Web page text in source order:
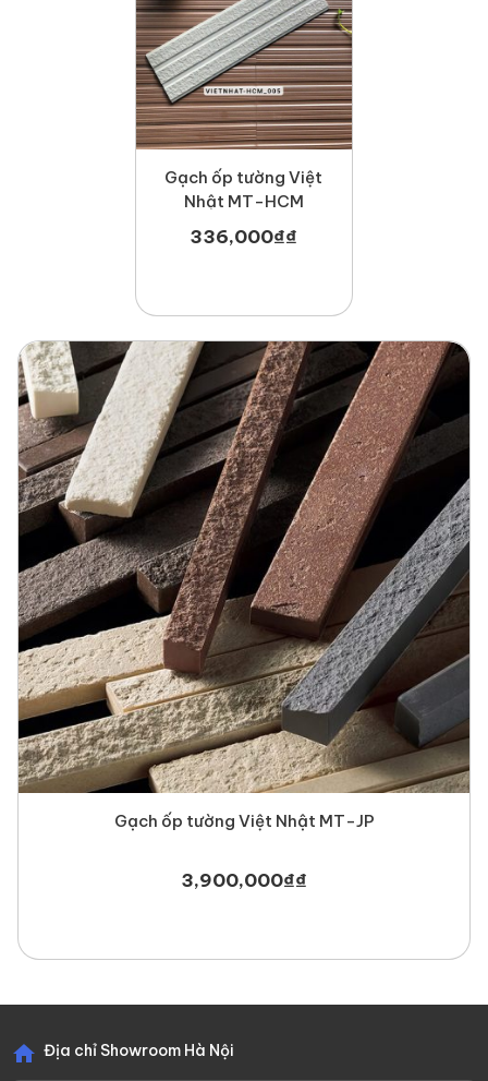
Gạch ốp tường Việt
Nhật MT-HCM
336,000₫₫
Gạch ốp tường Việt Nhật MT-JP
3,900,000₫₫
Địa chỉ Showroom Hà Nội